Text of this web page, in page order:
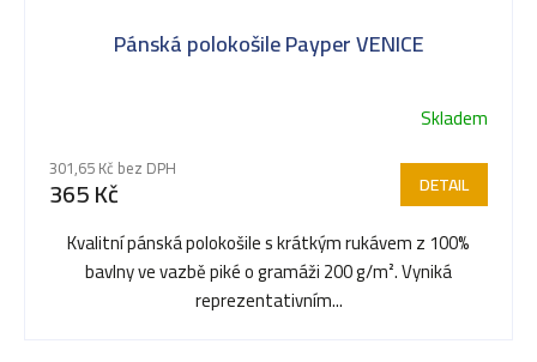
Pánská polokošile Payper VENICE
hodnocení
produktu
je
3,5
Skladem
301,65 Kč bez DPH
365 Kč DETAIL
Kvalitní pánská polokošile s krátkým rukávem z 100%
bavlny ve vazbě piké o gramáži 200 g/m². Vyniká
reprezentativním...